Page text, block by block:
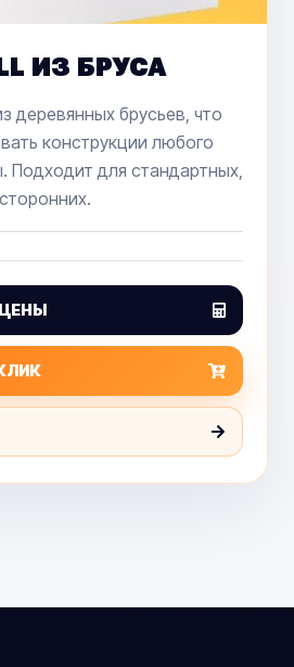
ИЗ БРУСА
деревянных брусьев, что
конструкции любого
Подходит для стандартных,